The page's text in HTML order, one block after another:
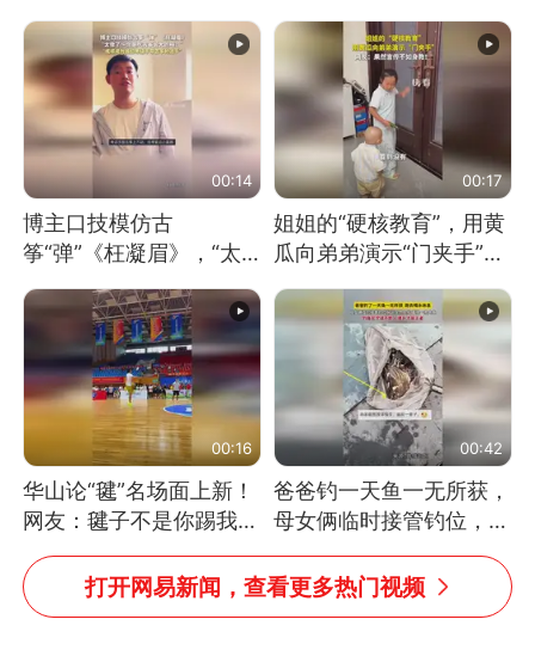
可以不要把我遣返回国”
面馆已集体更换招牌
00:14
博主口技模仿古
筝“弹”《枉凝眉》，“太
像了～你是吃古筝长大的
吗？”“或将成为首位考级
不带古筝的选手。”（来
源：新华每日电讯）
00:17
姐姐的“硬核教育”，用黄
瓜向弟弟演示“门夹手”，
网友：果然言传不如身
教！
00:16
华山论“毽”名场面上新！
网友：毽子不是你踢我
捡，我踢你捡吗
00:42
爸爸钓一天鱼一无所获，
母女俩临时接管钓位，用
玩具鱼竿钓上大鱼
打开网易新闻，查看更多热门视频